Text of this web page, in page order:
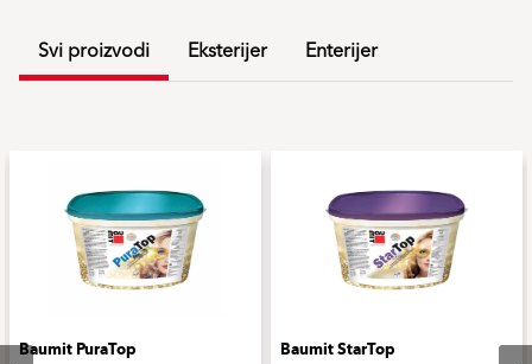
Svi proizvodi Eksterijer Enterijer
Baumit PuraTop Baumit StarTop